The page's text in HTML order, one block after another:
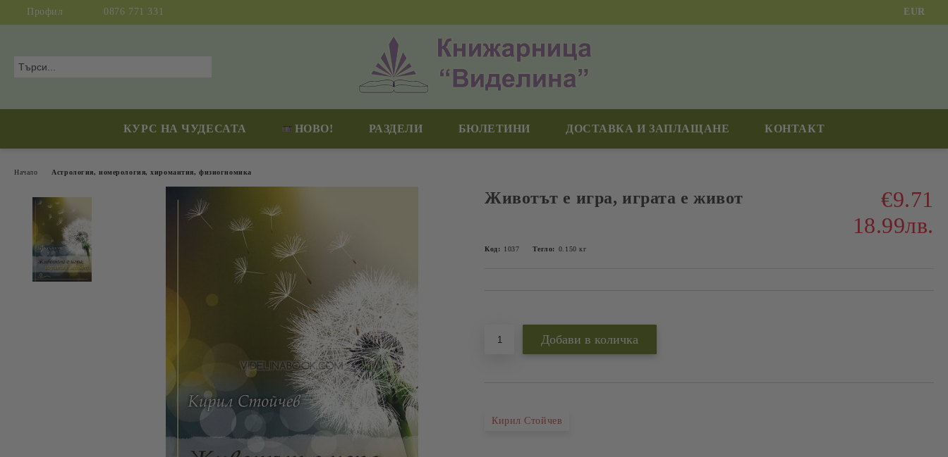
Профил 0876 771 331 EUR
КУРС НА ЧУДЕСАТА НОВО! РАЗДЕЛИ БЮЛЕТИНИ ДОСТАВКА И ЗАПЛАЩАНЕ КОНТАКТ
Начало Астрология, номерология, хиромантия, физиогномика
Животът е игра, играта е живот
€9.71
18.99лв.
Код: 1037 Тегло: 0.150 кг
Кирил Стойчев